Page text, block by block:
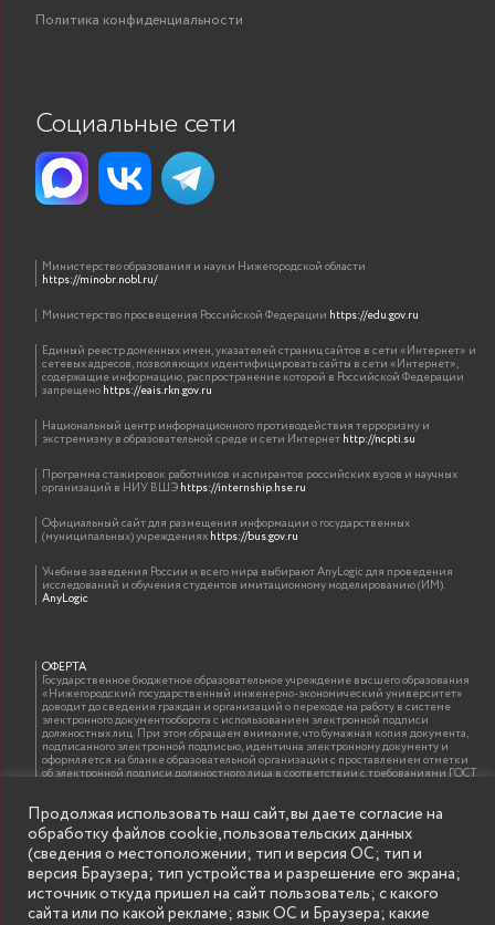
Политика конфиденциальности
Социальные сети
Министерство образования и науки Нижегородской области
https://minobr.nobl.ru/
Министерство просвещения Российской Федерации https://edu.gov.ru
Единый реестр доменных имен, указателей страниц сайтов в сети «Интернет» и
сетевых адресов, позволяющих идентифицировать сайты в сети «Интернет»,
содержащие информацию, распространение которой в Российской Федерации
запрещеноhttps://eais.rkn.gov.ru
Национальный центр информационного противодействия терроризму и
экстремизму в образовательной среде и сети Интернетhttp://ncpti.su
Программа стажировок работников и аспирантов российских вузов и научных
организаций в НИУ ВШЭhttps://internship.hse.ru
Официальный сайт для размещения информации о государственных
(муниципальных) учрежденияхhttps://bus.gov.ru
Учебные заведения России и всего мира выбирают AnyLogic для проведения
исследований и обучения студентов имитационному моделированию (ИМ).
AnyLogic
ОФЕРТА
Государственное бюджетное образовательное учреждение высшего образования
«Нижегородский государственный инженерно-экономический университет»
доводит до сведения граждан и организаций о переходе на работу в системе
электронного документооборота с использованием электронной подписи
должностных лиц. При этом обращаем внимание, что бумажная копия документа,
подписанного электронной подписью, идентична электронному документу и
оформляется на бланке образовательной организации с проставлением отметки
об электронной подписи должностного лица в соответствии с требованиями ГОСТ
ИНФОРМАЦИЯ ДЛЯ ПРАВООБЛАДАТЕЛЕЙ
Все права на аудио и видео материалы, представленные на нашем сайте
принадлежат их законным владельцам и предназначены только для ознакомления.
Наличие материалов на сайте никаким образом не претендует на обозначение
Продолжая использовать наш сайт, вы даете согласие на
обработку файлов cookie, пользовательских данных
(сведения о местоположении; тип и версия ОС; тип и
версия Браузера; тип устройства и разрешение его экрана;
источник откуда пришел на сайт пользователь; с какого
сайта или по какой рекламе; язык ОС и Браузера; какие